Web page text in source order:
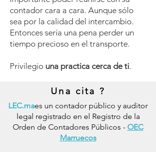
contador cara a cara. Aunque sólo
sea por la calidad del intercambio.
Entonces sería una pena perder un
tiempo precioso en el transporte.
Privilegio una practica cerca de ti.
Una cita ?
LEC.maes un contador público y auditor
legal registrado en el Registro de la
Orden de Contadores Públicos - OEC
Marruecos